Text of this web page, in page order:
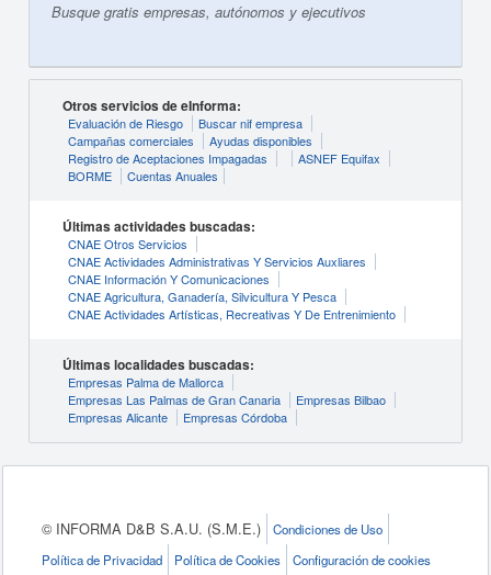
Busque gratis empresas, autónomos y ejecutivos
Otros servicios de eInforma:
Evaluación de Riesgo
Buscar nif empresa
Campañas comerciales
Ayudas disponibles
Registro de Aceptaciones Impagadas
ASNEF Equifax
BORME
Cuentas Anuales
Últimas actividades buscadas:
CNAE Otros Servicios
CNAE Actividades Administrativas Y Servicios Auxliares
CNAE Información Y Comunicaciones
CNAE Agricultura, Ganadería, Silvicultura Y Pesca
CNAE Actividades Artísticas, Recreativas Y De Entrenimiento
Últimas localidades buscadas:
Empresas Palma de Mallorca
Empresas Las Palmas de Gran Canaria
Empresas Bilbao
Empresas Alicante
Empresas Córdoba
© INFORMA D&B S.A.U. (S.M.E.)
Condiciones de Uso
Política de Privacidad
Política de Cookies Configuración de cookies